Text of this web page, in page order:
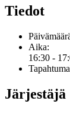
Tiedot
Aika:
16:30 -
Järjestäjä